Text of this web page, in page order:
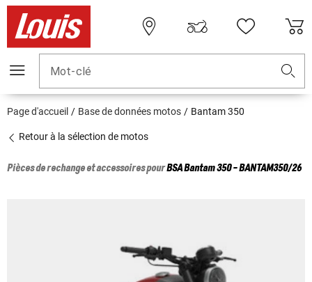
Mot-clé
Page d'accueil Base de données motos Bantam 350
Retour à la sélection de motos
Pièces de rechange et accessoires pourBSABantam 350 - BANTAM350/26